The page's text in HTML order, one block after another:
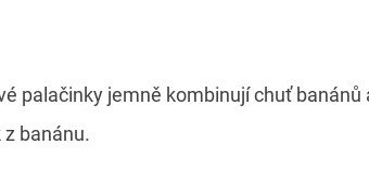
palačinky jemně kombinují chuť banánů
banánu.